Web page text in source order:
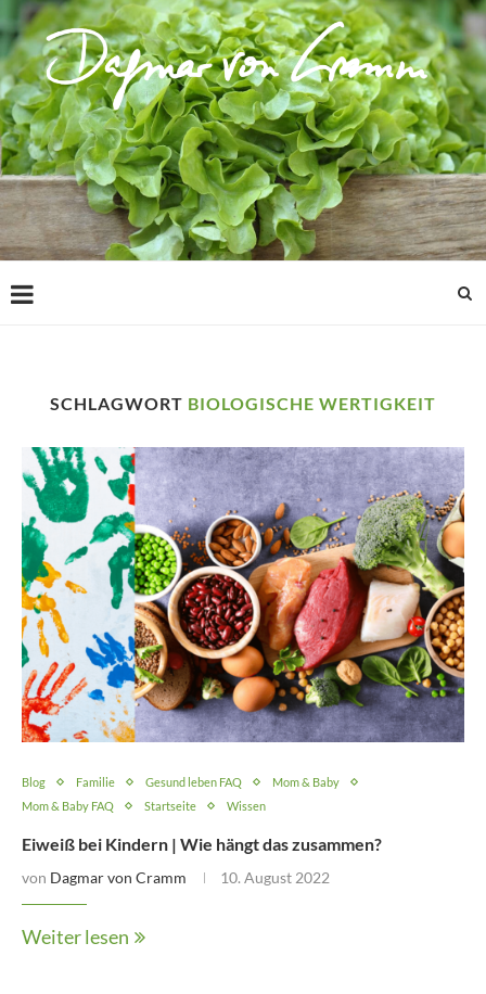
SCHLAGWORT BIOLOGISCHE WERTIGKEIT
Blog Familie Gesund leben FAQ
Mom & Baby
Mom & Baby FAQ
Startseite Wissen
Eiweiß bei Kindern | Wie hängt das zusammen?
von Dagmar von Cramm 10. August 2022
Weiter lesen